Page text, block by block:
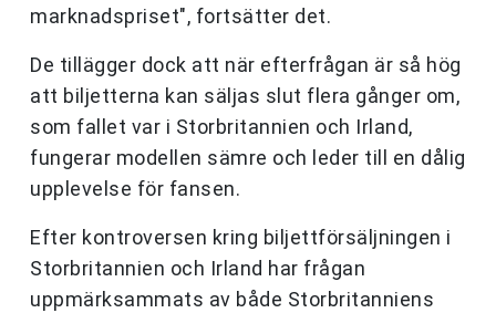
marknadspriset", fortsätter det.
De tillägger dock att när efterfrågan är så hög
att biljetterna kan säljas slut flera gånger om,
som fallet var i Storbritannien och Irland,
fungerar modellen sämre och leder till en dålig
upplevelse för fansen.
Efter kontroversen kring biljettförsäljningen i
Storbritannien och Irland har frågan
uppmärksammats av både Storbritanniens